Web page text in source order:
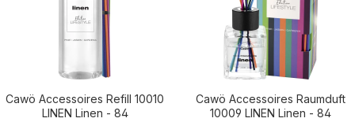
Cawö Accessoires Refill 10010
LINEN Linen - 84
Cawö Accessoires Raumduft
10009 LINEN Linen - 84